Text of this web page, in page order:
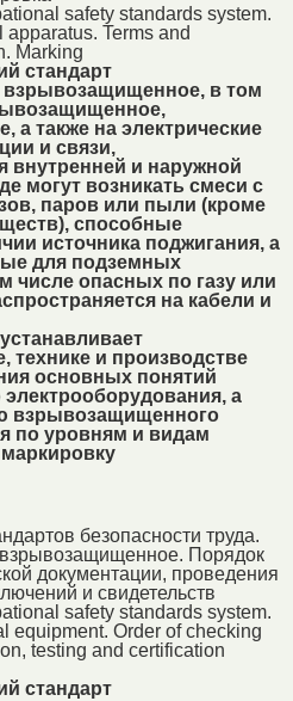
safety standards system.
Terms and
Marking
стандарт
взрывозащищенное, в том
а также на электрические
и связи,
внутренней и наружной
могут возникать смеси с
паров или пыли (кроме
способные
источника поджигания, а
для подземных
числе опасных по газу или
на кабели и
технике и производстве
основных понятий
а
взрывозащищенного
по уровням и видам
безопасности труда.
Порядок
документации, проведения
и свидетельств
safety standards system.
equipment. Order of checking
testing and certification
стандарт